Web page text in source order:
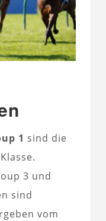
1 sind die
3 und
sind
vom